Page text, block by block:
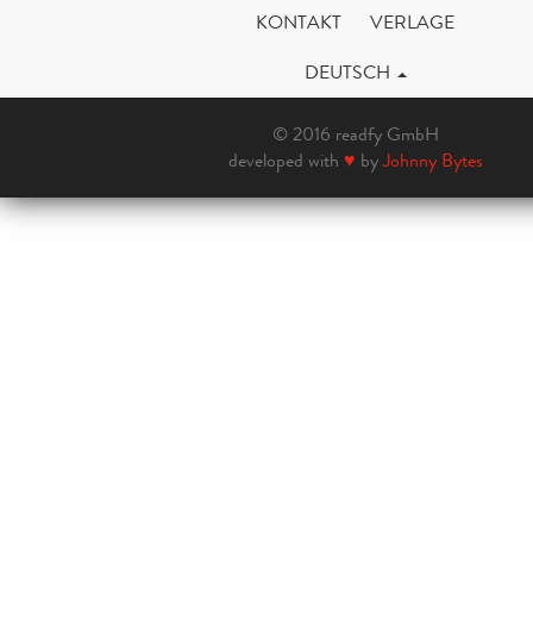
KONTAKT
VERLAGE
DEUTSCH
© 2016 readfy GmbH
developed with ♥ byJohnny Bytes